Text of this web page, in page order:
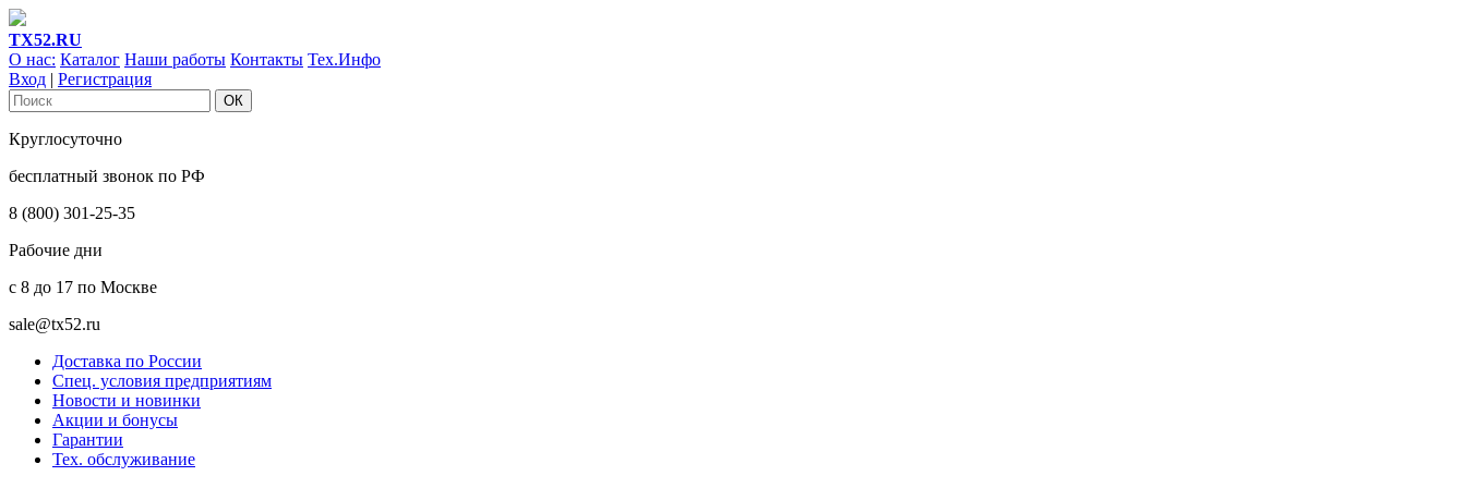
ТХ52.RU
О нас: Каталог Наши работы Контакты Тех.Инфо
Вход | Регистрация
Круглосуточно
бесплатный звонок по РФ
8 (800) 301-25-35
Рабочие дни
с 8 до 17 по Москве
sale@tx52.ru
Доставка по России
Спец. условия предприятиям
Новости и новинки
Акции и бонусы
Гарантии
Тех. обслуживание